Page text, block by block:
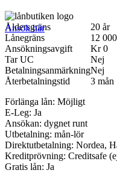
Ansök här
Åldersgräns
20 år
Lånegräns
12 000
Ansökningsavgift
Kr 0
Tar UC
Nej
BetalningsanmärkningNej
Återbetalningstid
3 mån
Förlänga lån: Möjligt
E-Leg: Ja
Ansökan: dygnet runt
Utbetalning: mån-lör
Direktutbetalning: Nordea,
Kreditprövning: Creditsafe
Gratis lån: Ja